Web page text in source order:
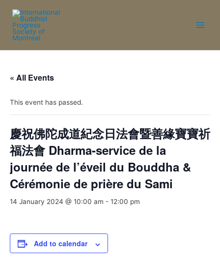
« All Events
This event has passed.
慶祝佛陀成道紀念日法會暨善緣寶寶祈
福法會 Dharma-service de la
journée de l’éveil du Bouddha &
Cérémonie de prière du Sami
14 January 2024 @ 10:00 am - 12:00 pm
Add to calendar